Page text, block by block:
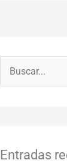
a
Entradas